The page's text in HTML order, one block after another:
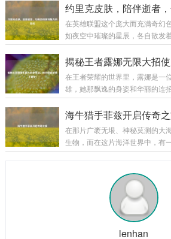
入了一个与其他职业截然不同的
量世界的大门，引领着他们开启
当玩家创建死亡骑士角色后,首
之中，这里弥漫着腐臭的气息，
土，残垣断壁间不时有幽灵般的
更是一次深入了解死亡骑士背景
在英雄联盟这个庞大而充满奇幻
如夜空中璀璨的星辰，各自散发
位守墓人英雄，以其神秘、暗黑
光，他的那些精美皮肤更是在游
验。 约里克的原始皮肤自带一种
袍，头戴破旧的帽子，手中那巨
坟墓，召唤出墓穴中的亡魂，他
意穿梭，为他的战斗增添了一份
在王者荣耀的世界里，露娜是一
雄，她那飘逸的身姿和华丽的连
常能在团战中创造出以少胜多的
招无限使用，并非易事，下面,就
秘。 理解露娜大招机制 露娜的大
能，该技能能让露娜向指定目标
释放大招后的一段时间内，如果
的基础，只要露娜在大招的冷却
海牛猎手菲兹开启传奇
在那片广袤无垠、神秘莫测的大
生物，而在这片海洋世界中，
猎手菲兹。 菲兹是一个身材矫
敬畏，他常常听村里的老人们讲
事，其中海牛的传说最让他着迷
温和的生物，在大海的深处悠然
比，它们的皮更是有着极高的价
为一名出色海牛猎手的志向。 随
lenhan